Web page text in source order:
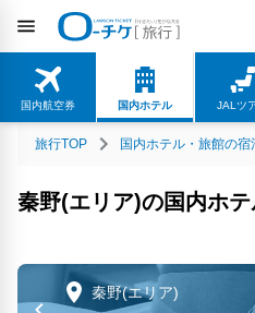
国内航空券 国内ホテル JALツ
旅行TOP 国内ホテル・旅館の
秦野(エリア)の国内ホ
秦野(エリア)